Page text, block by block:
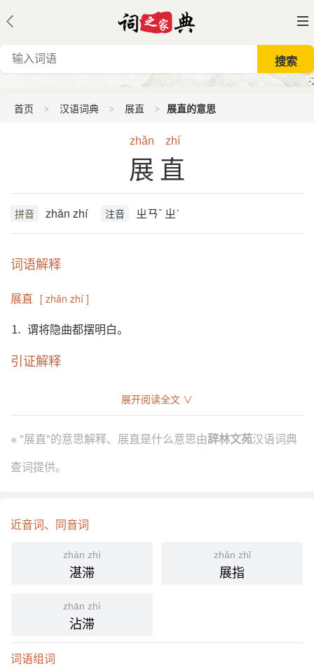
首页 汉语词典 展直 展直的意思
zhǎn zhí
展直
拼音 zhǎn zhí 注音 ㄓㄢˇ ㄓˊ
词语解释
展直 [ zhǎn zhí ]
⒈ 谓将隐曲都摆明白。
引证解释
赵树理 《邪不压正》：“大姐！心放宽点吧！话已经
分字解释
展开阅读全文 ∨
※ "展直"的意思解释、展直是什么意思由辞林文苑汉语词典
查词提供。
近音词、同音词
zhàn zhì
湛滞
zhǎn zhǐ
展指
zhān zhì
沾滞
词语组词